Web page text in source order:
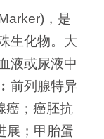
，是
生化物。大
液或尿液中
前列腺特异
癌；癌胚抗
展；甲胎蛋